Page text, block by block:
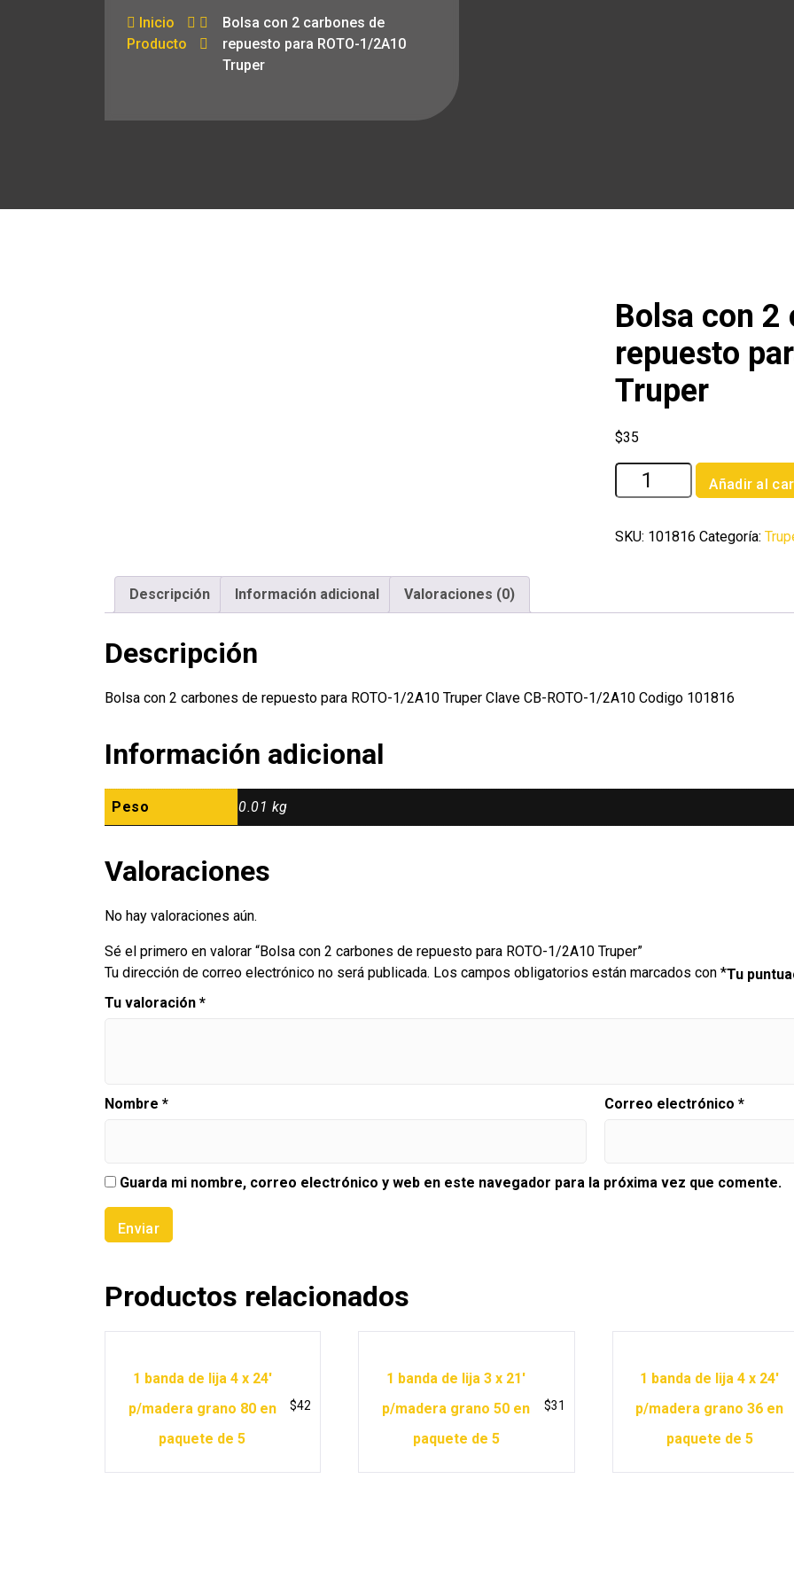
Inicio
Producto
Bolsa con 2 carbones de
repuesto para ROTO-1/2A10
Truper
Bolsa con 2
repuesto
Truper
$35
Bolsa
con
carbones
Añadir al
SKU: 101816 Categoría:
Descripción Información adicional Valoraciones (0)
Descripción
Bolsa con 2 carbones de repuesto para ROTO-1/2A10 Truper Clave CB-ROTO-1/2A10 Codigo 101816
Información adicional
Peso 0.01 kg
Valoraciones
No hay valoraciones aún.
Sé el primero en valorar “Bolsa con 2 carbones de repuesto para ROTO-1/2A10 Truper”
Tu dirección de correo electrónico no será publicada. Los campos obligatorios están marcados con *Tu
Tu valoración *
Nombre * Correo electrónico *
Guarda mi nombre, correo electrónico y web en este navegador para la próxima vez que comente.
Productos relacionados
1 banda de lija 4 x 24′
p/madera grano 80 en
paquete de 5
$42
1 banda de lija 3 x 21′
p/madera grano 50 en
paquete de 5
$31
1 banda de lija 4 x 24′
p/madera grano 36 en
paquete de 5